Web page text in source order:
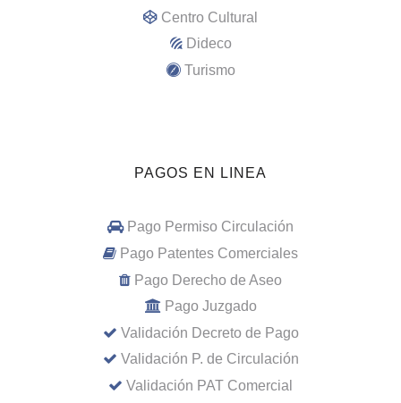
Centro Cultural
Dideco
Turismo
PAGOS EN LINEA
Pago Permiso Circulación
Pago Patentes Comerciales
Pago Derecho de Aseo
Pago Juzgado
Validación Decreto de Pago
Validación P. de Circulación
Validación PAT Comercial